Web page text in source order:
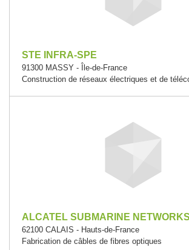
STE INFRA-SPE
91300 MASSY - Île-de-France
Construction de réseaux électriques et de
ALCATEL SUBMARINE NETWORKS
62100 CALAIS - Hauts-de-France
Fabrication de câbles de fibres optiques